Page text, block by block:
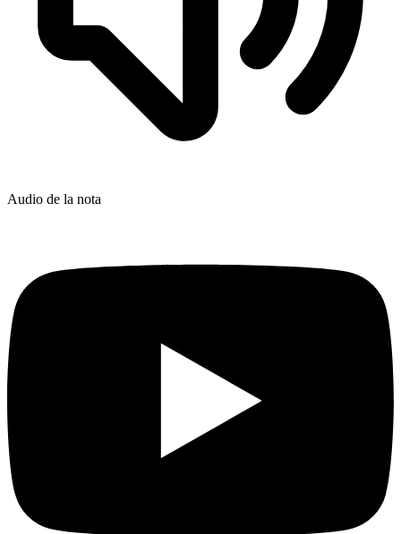
Audio de la nota